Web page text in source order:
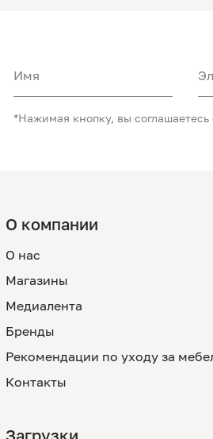
Имя
*Нажимая кнопку, вы соглашаетесь
О компании
О нас
Магазины
Медиалента
Бренды
Рекомендации по уходу за
Контакты
Загрузки